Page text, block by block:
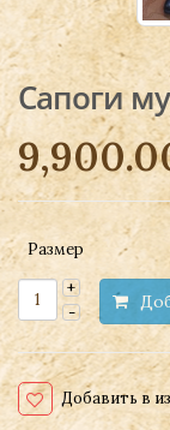
Сапоги
Размер
Добавить в